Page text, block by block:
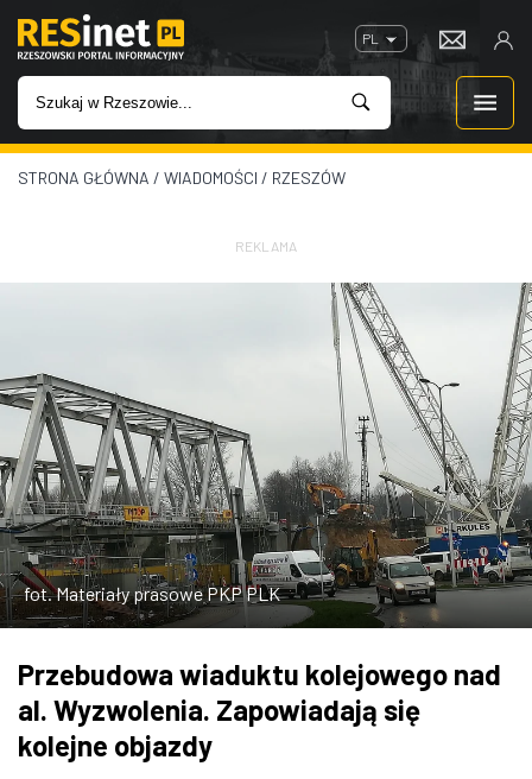
PL
WIADOMOŚCI
ROZRYWKA
W KINACH
GASTRONOMIA
ZDJĘCIA
W RZESZOWIE
STRONA GŁÓWNA / WIADOMOŚCI / RZESZÓW
REKLAMA
fot. Materiały prasowe PKP PLK
Przebudowa wiaduktu kolejowego nad
al. Wyzwolenia. Zapowiadają się
kolejne objazdy